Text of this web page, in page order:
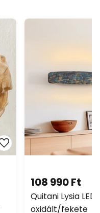
108 990 Ft
Quitani Lysia
oxidált/fekete